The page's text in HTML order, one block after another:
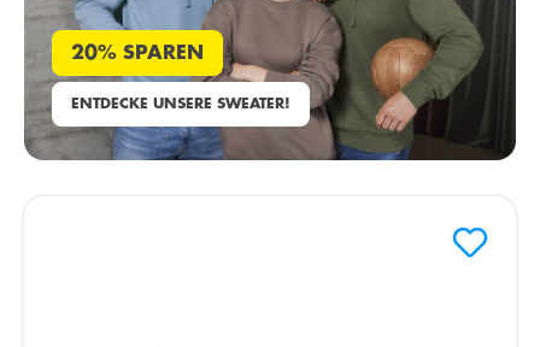
20% SPAREN
ENTDECKE UNSERE SWEATER!